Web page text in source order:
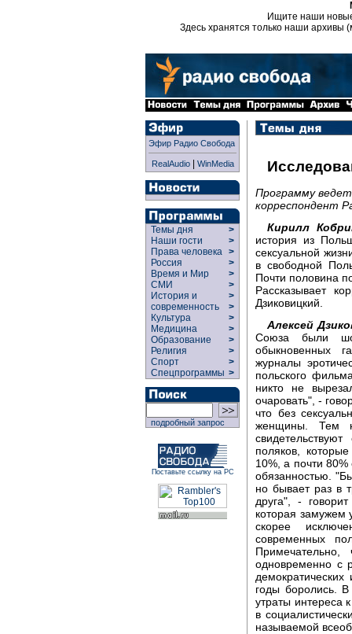
Ищите наши
Здесь хранятся только наши архивы
Эфир Радио Свобода
RealAudio| WinMedia
Темы дня
>
Наши гости
>
Права человека >
Россия
>
Время и Мир
>
СМИ
>
История и
современность
>
>
Культура
>
Медицина
>
Образование
>
Религия
>
Спорт
>
Спецпрограммы >
подробный запрос
Поставьте ссылку на РС
Программу
корреспондент
Кирилл
история из
сексуальной
в свободной
Почти половина
Рассказывает
Дзиковицкий.
Алексей
Союза были
обыкновенных
журналы
польского
никто не
очаровать", -
что без
женщины. Тем
поляков,
10%, а почти
обязанностью.
но бывает раз в
друга", -
которая замужем
скорее
современных
Примечательно,
одновременно с
годы боролись.
утраты интереса
в
называемой